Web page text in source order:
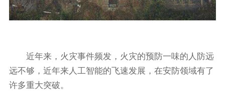
近年来，火灾事件频发，火灾的预防一味的人防远
远不够，近年来人工智能的飞速发展，在安防领域有了
许多重大突破。